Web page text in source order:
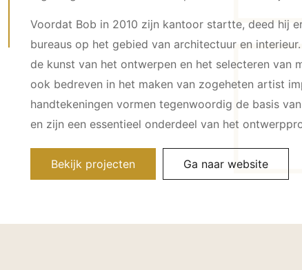
Voordat Bob in 2010 zijn kantoor startte, deed hij
bureaus op het gebied van architectuur en
de kunst van het ontwerpen en het selecteren van
ook bedreven in het maken van zogeheten artist
handtekeningen vormen tegenwoordig de basis
en zijn een essentieel onderdeel van het
Bekijk projecten Ga naar website